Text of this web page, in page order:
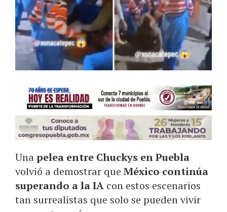
Unapelea entre Chuckys en Puebla
volvió a demostrar que México continúa
superando a la IA con estos escenarios
tan surrealistas que solo se pueden vivir